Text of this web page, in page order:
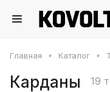
Главная Каталог
Карданы 19